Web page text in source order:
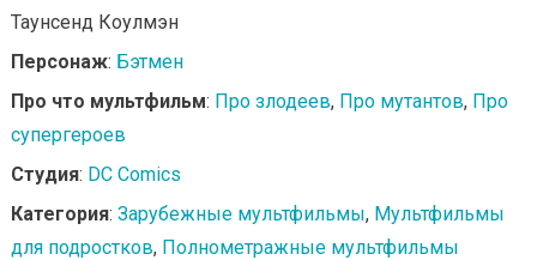
Таунсенд Коулмэн
Персонаж: Бэтмен
Про что мультфильм: Про злодеев, Про мутантов, Про
супергероев
Студия: DC Comics
Категория: Зарубежные мультфильмы, Мультфильмы
для подростков, Полнометражные мультфильмы